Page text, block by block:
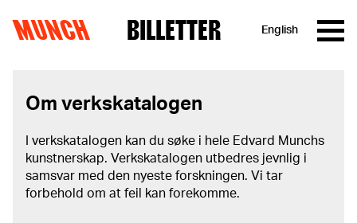
MUNCH BILLETTER English
Om verkskatalogen
I verkskatalogen kan du søke i hele Edvard Munchs
kunstnerskap. Verkskatalogen utbedres jevnlig i
samsvar med den nyeste forskningen. Vi tar
forbehold om at feil kan forekomme.